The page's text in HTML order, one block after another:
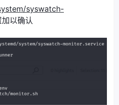
syswatch-
加以确认